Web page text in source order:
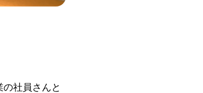
社員さんと